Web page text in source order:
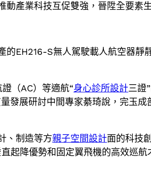
動產業科技互促雙強，晉陞全要素
EH216-S無人駕駛載人航空器
（AC）等適航“身心診所設計三證
發展研討中間專家綦琦說，完玉
、制造等方親子空間設計面的科技
起降優勢和固定翼飛機的高效巡